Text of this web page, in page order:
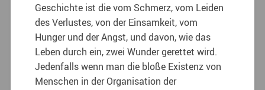
Geschichte ist die vom Schmerz, vom Leiden
des Verlustes, von der Einsamkeit, vom
Hunger und der Angst, und davon, wie das
Leben durch ein, zwei Wunder gerettet wird.
Jedenfalls wenn man die bloße Existenz von
Menschen in der Organisation der